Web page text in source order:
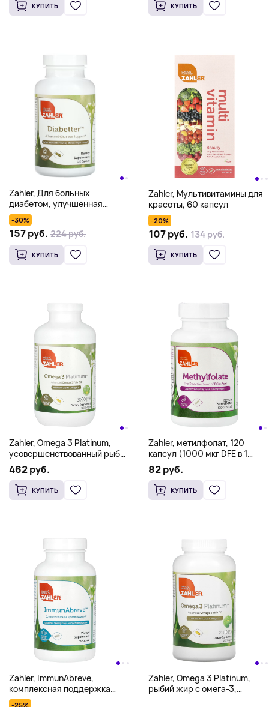
КУПИТЬ КУПИТЬ
Zahler, Для больных
диабетом, улучшенная
поддержка уровня глюкозы в
крови, 120 капсул
-30%
157 руб. 224 руб.
КУПИТЬ
Zahler, Мультивитамины для
красоты, 60 капсул
-20%
107 руб. 134 руб.
КУПИТЬ
Zahler, Omega 3 Platinum,
усовершенствованный рыбий
жир с омега-3, 2000 мг, 360
капсул (1000 мг в 1 мягкой
таблетке)
462 руб.
КУПИТЬ
Zahler, метилфолат, 120
капсул (1000 мкг DFE в 1
капсуле)
82 руб.
КУПИТЬ
Zahler, ImmunAbreve,
комплексная поддержка
иммунной системы, 90
-25%
Zahler, Omega 3 Platinum,
рыбий жир с омега-3,